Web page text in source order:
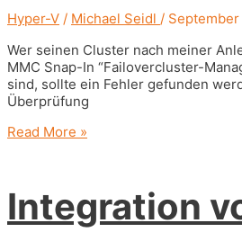
Hyper-V / Michael Seidl / September
Wer seinen Cluster nach meiner
MMC Snap-In “Failovercluster-
sind, sollte ein Fehler gefunden
Überprüfung
Neu
–
Cluster
Read More »
Integration